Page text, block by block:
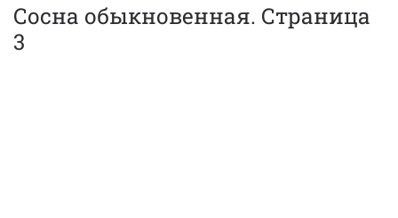
Сосна обыкновенная. Страница
3